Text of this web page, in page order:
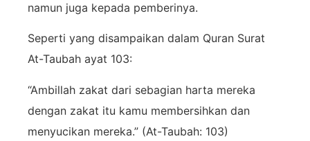
namun juga kepada pemberinya.
Seperti yang disampaikan dalam Quran Surat
At-Taubah ayat 103:
“Ambillah zakat dari sebagian harta mereka
dengan zakat itu kamu membersihkan dan
menyucikan mereka.” (At-Taubah: 103)